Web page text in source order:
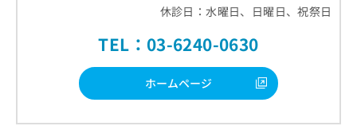
休診日：水曜日、日曜日、祝祭日
TEL：03-6240-0630
ホームページ